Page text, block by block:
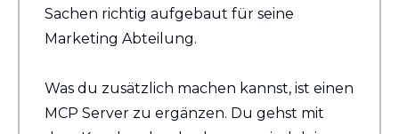
Sachen richtig aufgebaut für seine
Marketing Abteilung.
Was du zusätzlich machen kannst, ist einen
MCP Server zu ergänzen. Du gehst mit